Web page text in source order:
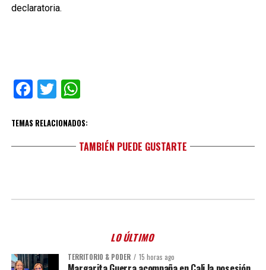
declaratoria.
Facebook
TwitterWhatsApp
TEMAS RELACIONADOS:
TAMBIÉN PUEDE GUSTARTE
LO ÚLTIMO
TERRITORIO & PODER 15 horas ago